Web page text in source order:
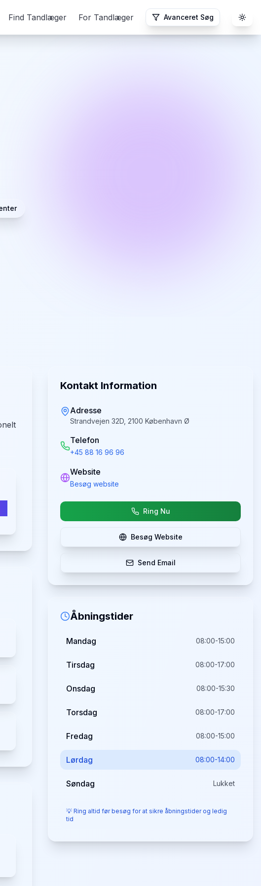
Find Tandlæger For Tandlæger Avanceret Søg
Kontakt Information
Adresse
Strandvejen 32D, 2100 København Ø
Telefon
+45 88 16 96 96
Website
Besøg website
Ring Nu
Besøg Website
Send Email
Åbningstider
Mandag 08:00-15:00
Tirsdag 08:00-17:00
Onsdag 08:00-15:30
Torsdag 08:00-17:00
Fredag 08:00-15:00
Lørdag 08:00-14:00
Søndag Lukket
💡 Ring altid før besøg for at sikre åbningstider og ledig
tid